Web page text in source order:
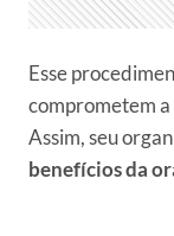
Esse
comprometem
Assim, seu
benefícios da